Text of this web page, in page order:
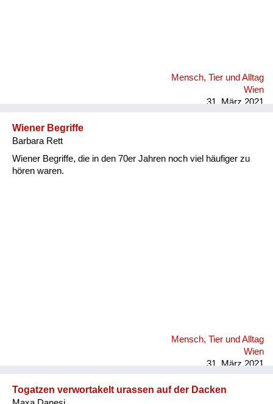
Mensch, Tier und Alltag
Wien
31. März 2021
Wiener Begriffe
Barbara Rett
Wiener Begriffe, die in den 70er Jahren noch viel häufiger zu
hören waren.
Mensch, Tier und Alltag
Wien
31. März 2021
Togatzen verwortakelt urassen auf der Dacken